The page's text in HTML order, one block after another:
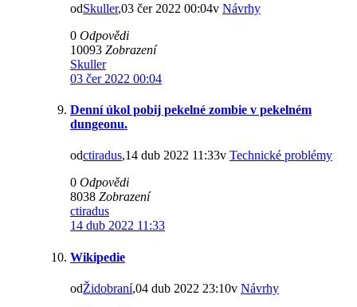
odSkuller,03 čer 2022 00:04v Návrhy
0 Odpovědi
10093 Zobrazení
Skuller
03 čer 2022 00:04
Denní úkol pobij pekelné zombie v pekelném
dungeonu.
odctiradus,14 dub 2022 11:33v Technické problémy
0 Odpovědi
8038 Zobrazení
ctiradus
14 dub 2022 11:33
Wikipedie
odŽidobraní,04 dub 2022 23:10v Návrhy